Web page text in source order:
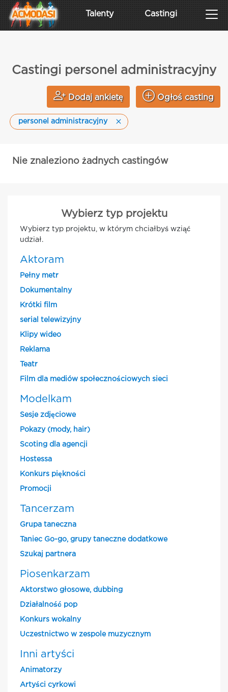
Talenty Castingi
Castingi personel administracyjny
Dodaj ankietę Ogłoś casting
personel administracyjny
Nie znaleziono żadnych castingów
Wybierz typ projektu
Wybierz typ projektu, w którym chciałbyś wziąć
udział.
Aktoram
Pełny metr
Dokumentalny
Krótki film
serial telewizyjny
Klipy wideo
Reklama
Teatr
Film dla mediów społecznościowych sieci
Modelkam
Sesje zdjęciowe
Pokazy (mody, hair)
Scoting dla agencji
Hostessa
Konkurs piękności
Promocji
Tancerzam
Grupa taneczna
Taniec Go-go, grupy taneczne dodatkowe
Szukaj partnera
Piosenkarzam
Aktorstwo głosowe, dubbing
Działalność pop
Konkurs wokalny
Uczestnictwo w zespole muzycznym
Inni artyści
Animatorzy
Artyści cyrkowi